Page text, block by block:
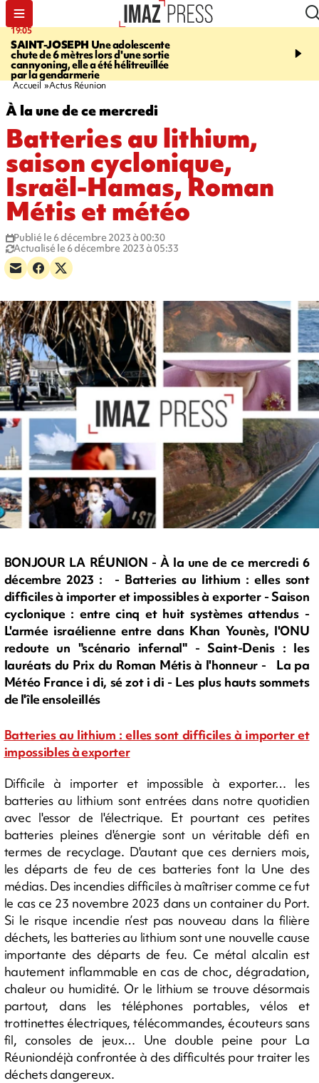
19:05
SAINT-JOSEPH Une adolescente
chute de 6 mètres lors d'une sortie
cannyoning, elle a été hélitreuillée
par la gendarmerie
20:44
rouée de coups,
Accueil Actus Réunion
À la une de ce mercredi
Batteries au lithium,
saison cyclonique,
Israël-Hamas, Roman
Métis et météo
Publié le 6 décembre 2023 à 00:30
Actualisé le 6 décembre 2023 à 05:33
BONJOUR LA RÉUNION - À la une de ce mercredi 6
décembre 2023 : - Batteries au lithium : elles sont
difficiles à importer et impossibles à exporter - Saison
cyclonique : entre cinq et huit systèmes attendus -
L'armée israélienne entre dans Khan Younès, l'ONU
redoute un "scénario infernal" - Saint-Denis : les
lauréats du Prix du Roman Métis à l'honneur - La pa
Météo France i di, sé zot i di - Les plus hauts sommets
de l'île ensoleillés
Batteries au lithium : elles sont difficiles à importer et
impossibles à exporter
Difficile à importer et impossible à exporter… les
batteries au lithium sont entrées dans notre quotidien
avec l'essor de l'électrique. Et pourtant ces petites
batteries pleines d'énergie sont un véritable défi en
termes de recyclage. D'autant que ces derniers mois,
les départs de feu de ces batteries font la Une des
médias. Des incendies difficiles à maîtriser comme ce fut
le cas ce 23 novembre 2023 dans un container du Port.
Si le risque incendie n’est pas nouveau dans la filière
déchets, les batteries au lithium sont une nouvelle cause
importante des départs de feu. Ce métal alcalin est
hautement inflammable en cas de choc, dégradation,
chaleur ou humidité. Or le lithium se trouve désormais
partout, dans les téléphones portables, vélos et
trottinettes électriques, télécommandes, écouteurs sans
fil, consoles de jeux… Une double peine pour La
Réuniondéjà confrontée à des difficultés pour traiter les
déchets dangereux.